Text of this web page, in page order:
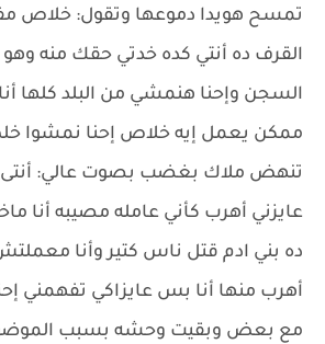
تمسح هويدا دموعها وتقول:
القرف ده أنتي كده خدتي حقك منه
السجن وإحنا هنمشي من البلد كلها
ممكن يعمل إيه خلاص إحنا نمشوا
تنهض ملاك بغضب بصوت عالي: أنتى
عايزني أهرب كأني عامله مصيبه
ده بني ادم قتل ناس كتير وأنا
أهرب منها أنا بس عايزاكي تفهمني
مع بعض وبقيت وحشه بسبب الموضوع